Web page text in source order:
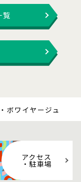
覧
ボワイヤージュ
アクセス
・駐車場